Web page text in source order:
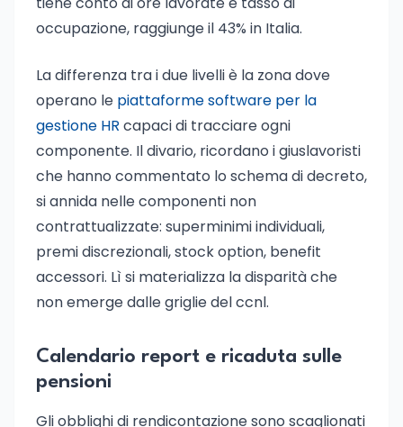
occupazione, raggiunge il 43% in Italia.
La differenza tra i due livelli è la zona dove
operano le piattaforme software per la
gestione HR capaci di tracciare ogni
componente. Il divario, ricordano i giuslavoristi
che hanno commentato lo schema di decreto,
si annida nelle componenti non
contrattualizzate: superminimi individuali,
premi discrezionali, stock option, benefit
accessori. Lì si materializza la disparità che
non emerge dalle griglie del ccnl.
Calendario report e ricaduta sulle
pensioni
Gli obblighi di rendicontazione sono scaglionati